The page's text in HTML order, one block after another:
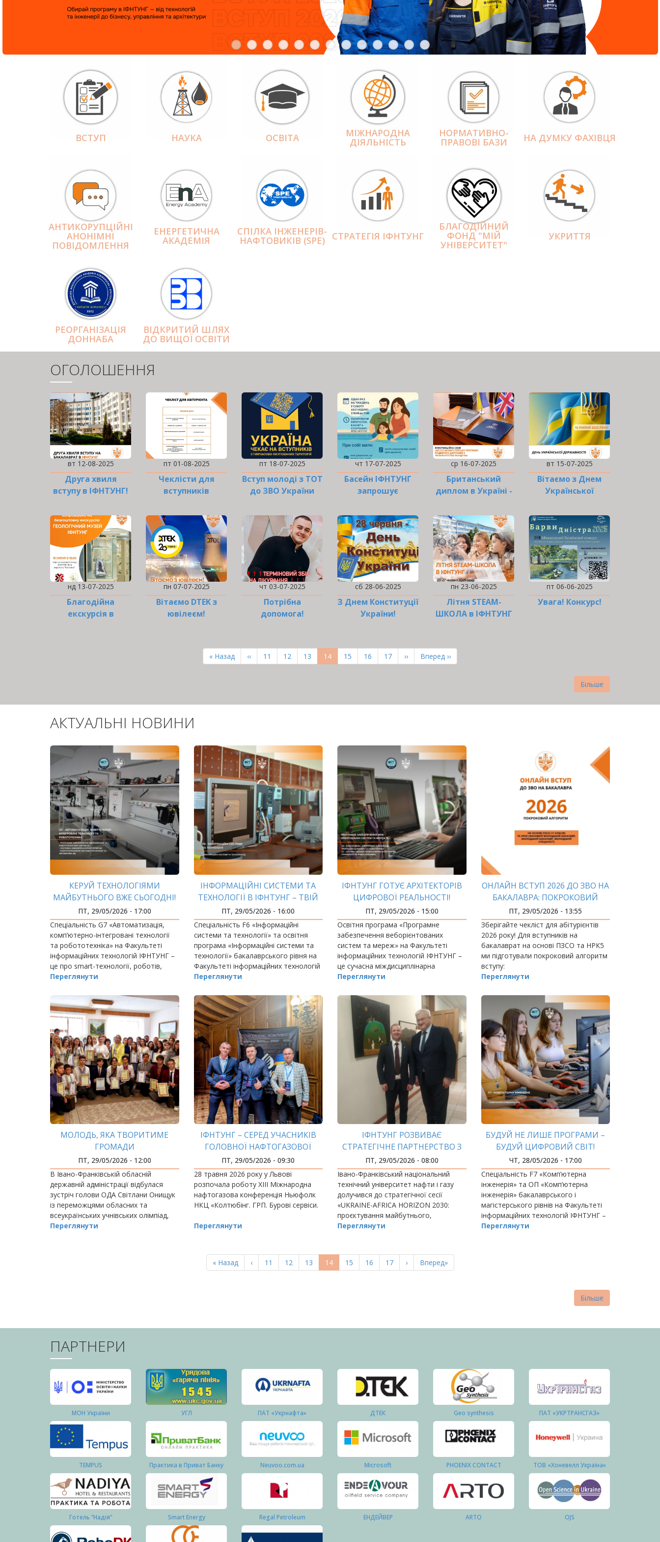
ВСТУП НАУКА ОСВІТА МІЖНАРОДНА
ДІЯЛЬНІCТЬ
НОРМАТИВНО-
ПРАВОВІ БАЗИ НА ДУМКУ ФАХІВЦЯ
АНТИКОРУПЦІЙНІ
АНОНІМНІ
ПОВІДОМЛЕННЯ
ЕНЕРГЕТИЧНА
АКАДЕМІЯ
СПІЛКА ІНЖЕНЕРІВ-
НАФТОВИКІВ (SPE) СТРАТЕГІЯ ІФНТУНГ
БЛАГОДІЙНИЙ
ФОНД "МІЙ
УНІВЕРСИТЕТ"
УКРИТТЯ
РЕОРГАНІЗАЦІЯ
ДОННАБА
ВІДКРИТИЙ ШЛЯХ
ДО ВИЩОЇ ОСВІТИ
ОГОЛОШЕННЯ
вт 12-08-2025
Друга хвиля
вступу в ІФНТУНГ!
пт 01-08-2025
Чеклісти для
вступників
пт 18-07-2025
Вступ молоді з ТОТ
до ЗВО України
чт 17-07-2025
Басейн ІФНТУНГ
запрошує
ср 16-07-2025
Британський
диплом в Україні -
вт 15-07-2025
Вітаємо з Днем
Української
нд 13-07-2025
Благодійна
екскурсія в
пн 07-07-2025
Вітаємо DTEK з
ювілеєм!
чт 03-07-2025
Потрібна
допомога!
сб 28-06-2025
З Днем Конституції
України!
пн 23-06-2025
Літня STEAM-
ШКОЛА в ІФНТУНГ
пт 06-06-2025
Увага! Конкурс!
Перша
сторінка
« Назад
Попередня
сторінка
‹‹ Page
11 Page
12 Page
13
Поточна
сторінка
14 Page
15 Page
16 Page
17
Наступна
сторінка
››
Остання
сторінка
Вперед ››
Більше
АКТУАЛЬНІ НОВИНИ
КЕРУЙ ТЕХНОЛОГІЯМИ
МАЙБУТНЬОГО ВЖЕ СЬОГОДНІ!
ПТ, 29/05/2026 - 17:00
Спеціальність G7 «Автоматизація,
комп’ютерно-інтегровані технології
та робототехніка» на Факультеті
інформаційних технологій ІФНТУНГ –
це про smart-технології, роботів,
автоматизовані системи та Індустрію
Переглянути
ІНФОРМАЦІЙНІ СИСТЕМИ ТА
ТЕХНОЛОГІЇ В ІФНТУНГ – ТВІЙ
СТАРТ У СВІТ ВЕЛИКИХ
ТЕХНОЛОГІЙ ТА ВЕЛИКИХ
МОЖЛИВОСТЕЙ!
ПТ, 29/05/2026 - 16:00
Спеціальність F6 «Інформаційні
системи та технології» та освітня
програма «Інформаційні системи та
технології» бакалаврського рівня на
Факультеті інформаційних технологій
ІФНТУНГ – для тих, хто хоче не
а створювати…
Переглянути
ІФНТУНГ ГОТУЄ АРХІТЕКТОРІВ
ЦИФРОВОЇ РЕАЛЬНОСТІ!
ПТ, 29/05/2026 - 15:00
Освітня програма «Програмне
забезпечення веборієнтованих
систем та мереж» на Факультеті
інформаційних технологій ІФНТУНГ –
це сучасна міждисциплінарна
бакалаврська програма, яка об’єднує
електронні комунікації,…
Переглянути
ОНЛАЙН ВСТУП 2026 ДО ЗВО НА
БАКАЛАВРА: ПОКРОКОВИЙ
АЛГОРИТМ
ПТ, 29/05/2026 - 13:55
Зберігайте чекліст для абітурієнтів
2026 року! Для вступників на
бакалаврат на основі ПЗСО та НРК5
ми підготували покроковий алгоритм
вступу:
Переглянути
МОЛОДЬ, ЯКА ТВОРИТИМЕ
ГРОМАДИ
ПТ, 29/05/2026 - 12:00
В Івано-Франківській обласній
державній адміністрації відбулася
зустріч голови ОДА Світлани Онищук
із переможцями обласних та
всеукраїнських учнівських олімпіад,
конкурсів і наукових змагань, а також
Переглянути
ІФНТУНГ – СЕРЕД УЧАСНИКІВ
ГОЛОВНОЇ НАФТОГАЗОВОЇ
КОНФЕРЕНЦІЇ УКРАЇНИ
ПТ, 29/05/2026 - 09:30
28 травня 2026 року у Львові
розпочала роботу ХІІІ Міжнародна
нафтогазова конференція Ньюфолк
НКЦ «Колтюбінг. ГРП. Бурові сервіси.
Переглянути
ІФНТУНГ РОЗВИВАЄ
СТРАТЕГІЧНЕ ПАРТНЕРСТВО З
КРАЇНАМИ АФРИКИ
ПТ, 29/05/2026 - 08:00
Івано-Франківський національний
технічний університет нафти і газу
долучився до стратегічної сесії
«UKRAINE-AFRICA HORIZON 2030:
проєктування майбутнього,
міжнародна академічна співпраця»,
Переглянути
БУДУЙ НЕ ЛИШЕ ПРОГРАМИ –
БУДУЙ ЦИФРОВИЙ СВІТ!
ЧТ, 28/05/2026 - 17:00
Спеціальність F7 «Комп’ютерна
інженерія» та ОП «Комп’ютерна
інженерія» бакалаврського і
магістерського рівнів на Факультеті
інформаційних технологій ІФНТУНГ –
це про тих, хто хоче не просто
Переглянути
Перша
сторінка
« Назад
Попередня
сторінка
‹ Page
11 Page
12 Page
13
Поточна
сторінка
14 Page
15 Page
16 Page
17
Наступна
сторінка
›
Остання
сторінка
Вперед»
Більше
ПАРТНЕРИ
МОН України УГЛ ПАТ «Укрнафта» ДТЕК Geo synthesis ПАТ «УКРТРАНСГАЗ»
TEMPUS Практика в Приват Банку Neuvoo.com.ua Microsoft PHOENIX CONTACT ТОВ «Хоневелл Україна»
Готель “Надія” Smart Energy Regal Petroleum ЕНДЕЙВЕР ARTO OJS